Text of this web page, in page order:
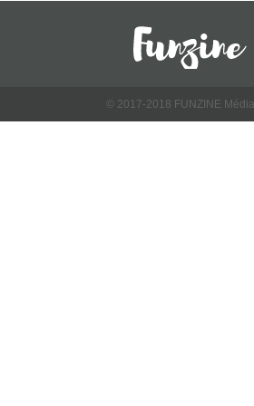
© 2017-2018 FUNZINE